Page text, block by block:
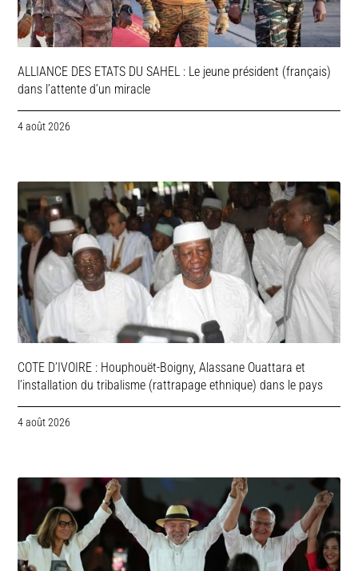
ALLIANCE DES ETATS DU SAHEL : Le jeune président (français)
dans l’attente d’un miracle
4 août 2026
COTE D’IVOIRE : Houphouët-Boigny, Alassane Ouattara et
l’installation du tribalisme (rattrapage ethnique) dans le pays
4 août 2026